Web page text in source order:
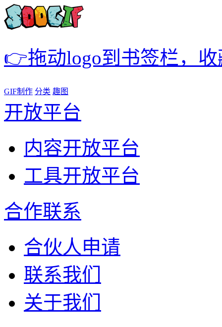
👉拖动logo到书签栏，
GIF制作 分类 趣图
开放平台
内容开放平台
工具开放平台
合作联系
合伙人申请
联系我们
关于我们